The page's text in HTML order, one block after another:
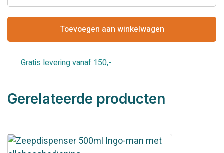
(500st)
Toevoegen aan winkelwagen
Gratis levering vanaf 150,-
Gerelateerde producten